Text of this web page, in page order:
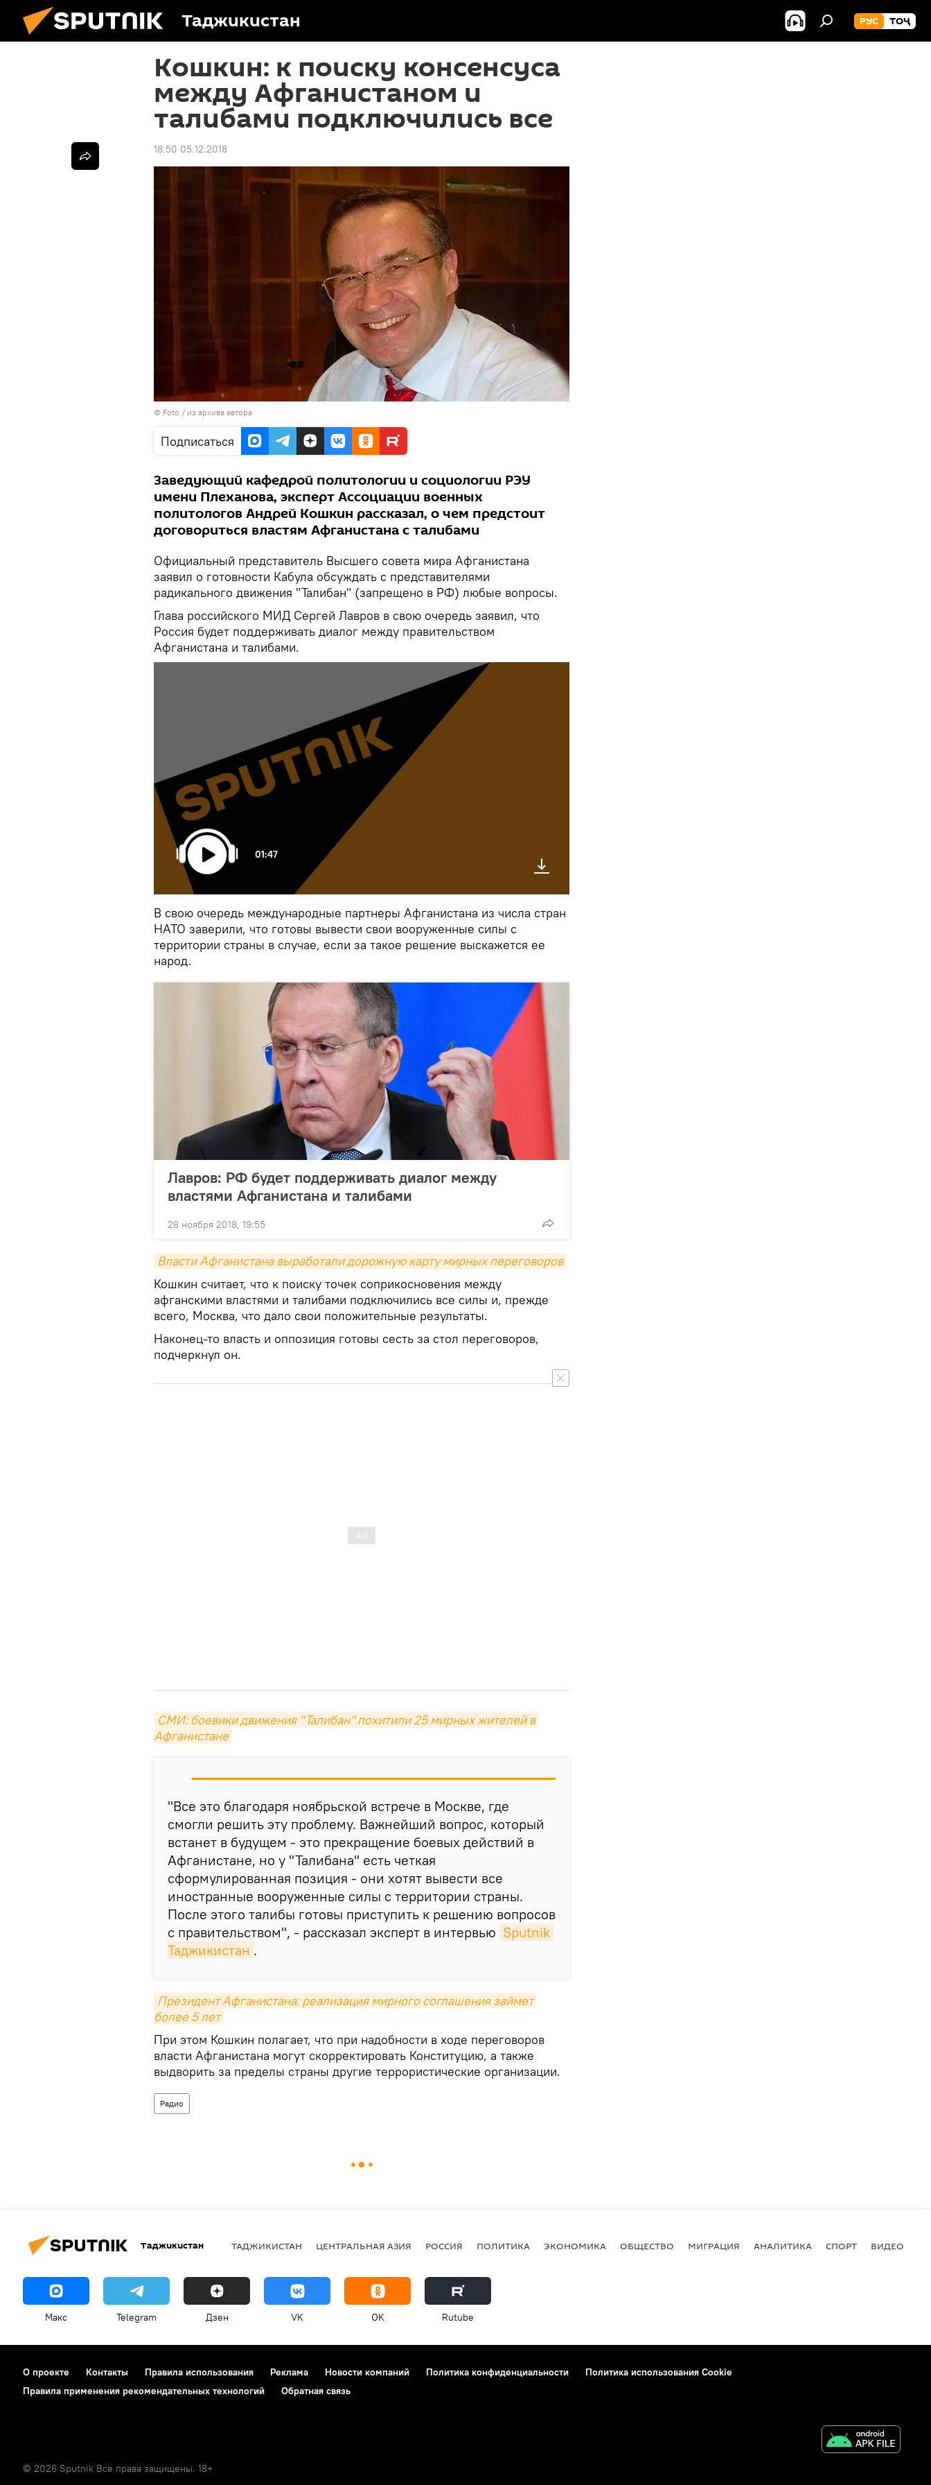
Таджикистан РУС ТОҶ
Кошкин: к поиску консенсуса
между Афганистаном и
талибами подключились все
18:50 05.12.2018
© Foto / из архива автора
Подписаться
Заведующий кафедрой политологии и социологии РЭУ
имени Плеханова, эксперт Ассоциации военных
политологов Андрей Кошкин рассказал, о чем предстоит
договориться властям Афганистана с талибами
Официальный представитель Высшего совета мира Афганистана
заявил о готовности Кабула обсуждать с представителями
радикального движения "Талибан" (запрещено в РФ) любые вопросы.
Глава российского МИД Сергей Лавров в свою очередь заявил, что
Россия будет поддерживать диалог между правительством
Афганистана и талибами.
01:47
В свою очередь международные партнеры Афганистана из числа стран
НАТО заверили, что готовы вывести свои вооруженные силы с
территории страны в случае, если за такое решение выскажется ее
народ.
Лавров: РФ будет поддерживать диалог между
властями Афганистана и талибами
28 ноября 2018, 19:55
Власти Афганистана выработали дорожную карту мирных переговоров
Кошкин считает, что к поиску точек соприкосновения между
афганскими властями и талибами подключились все силы и, прежде
всего, Москва, что дало свои положительные результаты.
Наконец-то власть и оппозиция готовы сесть за стол переговоров,
подчеркнул он.
СМИ: боевики движения "Талибан" похитили 25 мирных жителей в
Афганистане
"Все это благодаря ноябрьской встрече в Москве, где
смогли решить эту проблему. Важнейший вопрос, который
встанет в будущем - это прекращение боевых действий в
Афганистане, но у "Талибана" есть четкая
сформулированная позиция - они хотят вывести все
иностранные вооруженные силы с территории страны.
После этого талибы готовы приступить к решению вопросов
с правительством", - рассказал эксперт в интервью Sputnik
Таджикистан .
Президент Афганистана: реализация мирного соглашения займет
более 5 лет
При этом Кошкин полагает, что при надобности в ходе переговоров
власти Афганистана могут скорректировать Конституцию, а также
выдворить за пределы страны другие террористические организации.
Радио
Таджикистан ТАДЖИКИСТАН ЦЕНТРАЛЬНАЯ АЗИЯ РОССИЯ ПОЛИТИКА ЭКОНОМИКА ОБЩЕСТВО МИГРАЦИЯ АНАЛИТИКА СПОРТ ВИДЕО
Макс Telegram Дзен VK OK Rutube
О проекте Контакты Правила использования Реклама Новости компаний Политика конфиденциальности
Политика использования Cookie
Правила применения рекомендательных технологий
Обратная связь
© 2026 Sputnik Все права защищены. 18+